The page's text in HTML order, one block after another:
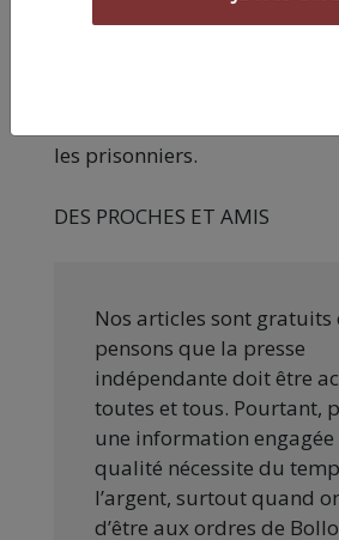
les prisonniers.
DES PROCHES ET AMIS
Nos articles sont gratuits
pensons que la presse
indépendante doit être
toutes et tous. Pourtant,
une information engagée
qualité nécessite du
l’argent, surtout quand
d’être aux ordres de